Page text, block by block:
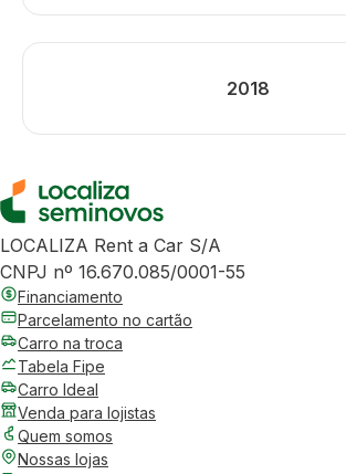
2018
LOCALIZA Rent a Car S/A
CNPJ nº 16.670.085/0001-55
Financiamento
Parcelamento no cartão
Carro na troca
Tabela Fipe
Carro Ideal
Venda para lojistas
Quem somos
Nossas lojas